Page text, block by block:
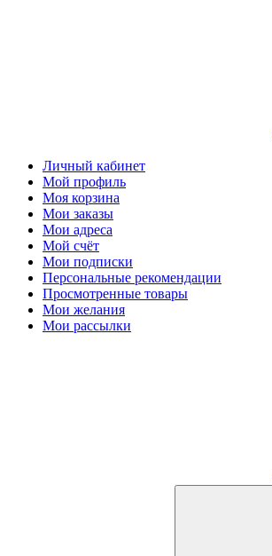
Личный кабинет
Мой профиль
Моя корзина
Мои заказы
Мои адреса
Мой счёт
Мои подписки
Персональные рекомендации
Просмотренные товары
Мои желания
Мои рассылки